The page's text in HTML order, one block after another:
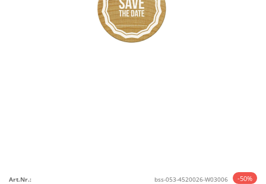
-50%
Art.Nr.:
bss-053-4520026-W03006